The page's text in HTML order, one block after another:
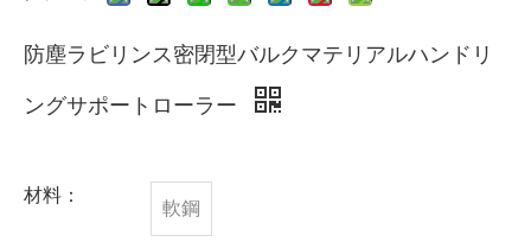
防塵ラビリンス密閉型バルクマテリアルハンドリ
ングサポートローラー
材料：
軟鋼